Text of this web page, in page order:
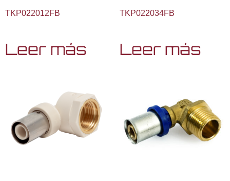
TKP022012FB
Leer más
TKP022034FB
Leer más